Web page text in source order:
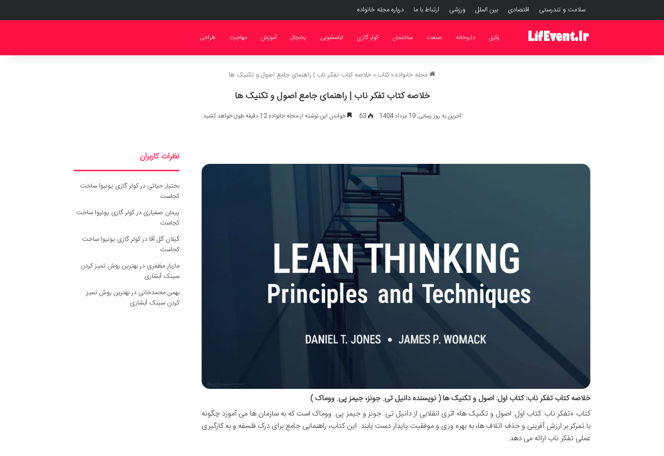
سلامت و تندرستی اقتصادی بین الملل ورزشی ارتباط با ما درباره مجله خانواده
وکیل داروخانه صنعت ساختمان کولر گازی لباسشویی یخچال آموزش مهاجرت طراحی
مجله خانواده»کتاب»خلاصه کتاب تفکر ناب | راهنمای جامع اصول و تکنیک ها
خلاصه کتاب تفکر ناب | راهنمای جامع اصول و تکنیک ها
آخرین به روز رسانی: 19 مرداد 1404 63 خواندن این نوشته از مجله خانواده 12 دقیقه طول خواهد کشید
خلاصه کتاب تفکر ناب: کتاب اول: اصول و تکنیک ها ( نویسنده دانیل تی. جونز، جیمز پی. ووماک )
کتاب «تفکر ناب: کتاب اول: اصول و تکنیک ها» اثری انقلابی از دانیل تی. جونز و جیمز پی. ووماک است که به سازمان ها می آموزد چگونه
با تمرکز بر ارزش آفرینی و حذف اتلاف ها، به بهره وری و موفقیت پایدار دست یابند. این کتاب، راهنمایی جامع برای درک فلسفه و به کارگیری
عملی تفکر ناب ارائه می دهد.
نظرات کاربران
بختیار حیاتی درکولر گازی یونیوا ساخت
کجاست
پیمان صفیاری درکولر گازی یونیوا ساخت
کجاست
گیلان گل آقا درکولر گازی یونیوا ساخت
کجاست
مازیار مظفری دربهترین روش تمیز کردن
سینک آبشاری
بهمن محمدخانی دربهترین روش تمیز
کردن سینک آبشاری